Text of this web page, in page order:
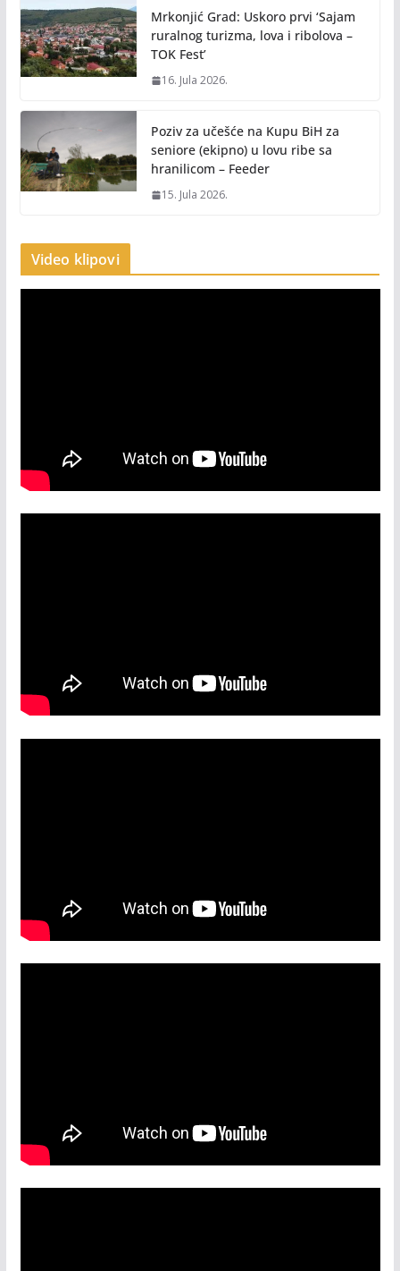
Mrkonjić Grad: Uskoro prvi ‘Sajam
ruralnog turizma, lova i ribolova –
TOK Fest’
16. Jula 2026.
Poziv za učešće na Kupu BiH za
seniore (ekipno) u lovu ribe sa
hranilicom – Feeder
15. Jula 2026.
Video klipovi